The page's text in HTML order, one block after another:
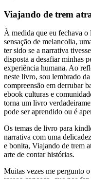
Viajando de trem
À medida que eu fechava
sensação de melancolia,
ter sido se a narrativa
disposta a desafiar minhas
experiência humana. Ao
neste livro, sou lembrado
compreensão em derrubar
ebook culturas e
torna um livro
pode ser aprendido ou é
Os temas de livro para
narrativa com uma
e bonita, Viajando de trem
arte de contar histórias.
Muitas vezes me pergunto